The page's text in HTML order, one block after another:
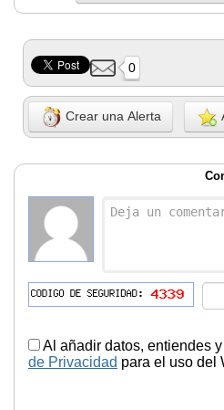
0
Crear una Alerta
Al añadir datos, entiendes
de Privacidad para el uso del